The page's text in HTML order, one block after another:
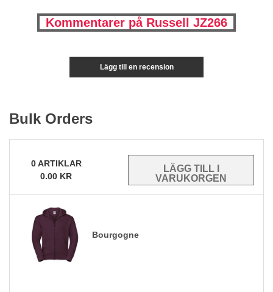
Kommentarer på Russell JZ266
Lägg till en recension
Bulk Orders
0ARTIKLAR
0.00 KR
Bourgogne